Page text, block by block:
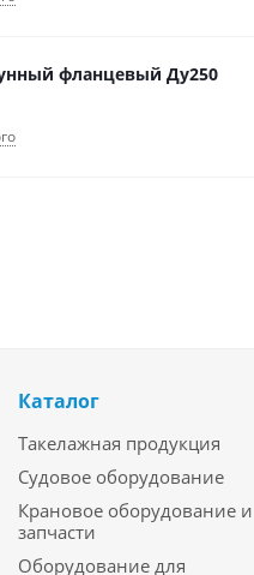
фланцевый Ду250
Каталог
Такелажная продукция
Судовое оборудование
Крановое оборудование и
запчасти
Оборудование для